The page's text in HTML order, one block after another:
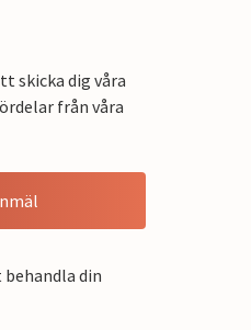
skicka dig våra
från våra
din